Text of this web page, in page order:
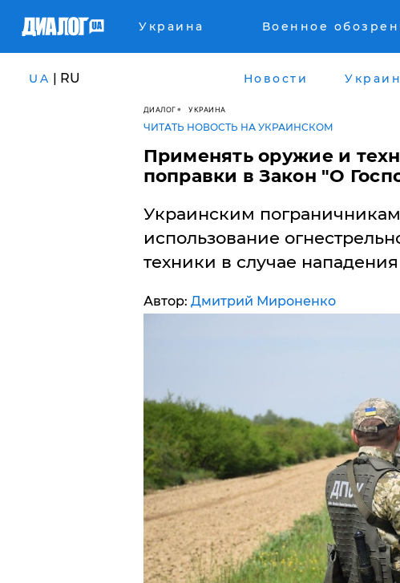
Украина Военное
UA | RU Новости
ДИАЛОГ УКРАИНА
ЧИТАТЬ НОВОСТЬ НА УКРАИНСКОМ
​Применять оружие и
поправки в Закон "О
Украинским
использование
техники в случае
Автор: Дмитрий Мироненко